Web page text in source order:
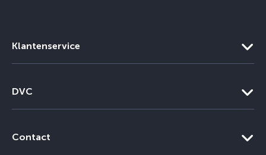
Klantenservice
DVC
Contact